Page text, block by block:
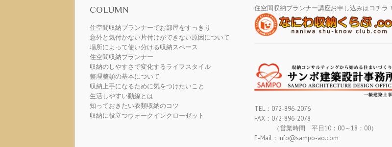
COLUMN
住空間収納プランナーでお部屋をすっきり
意外と気付かない片付けができない原因について
場所によって使い分ける収納スペース
住空間収納プランナー
収納のしやすさで変化するライフスタイル
整理整頓の基本について
収納上手になるために気をつけたいこと
生活しやすい動線とは
知っておきたい衣類収納のコツ
収納に役立つウォークインクローゼット
住空間収納プランナー講座お申し込みはコチラ！
TEL：072-896-2076
FAX：072-896-2078
（営業時間 平日10：00～18：00）
E-Mail：info@sampo-ao.com